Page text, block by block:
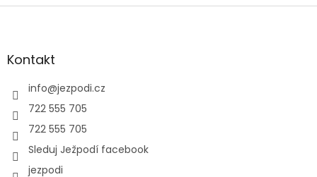
Z
aKontakt
info@jezpodi.cz
722 555 705
722 555 705
Sleduj Ježpodí facebook
jezpodi